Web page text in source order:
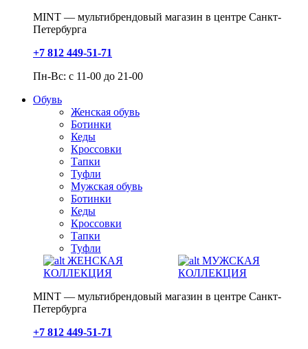
MINT — мультибрендовый магазин в центре Санкт-
Петербурга
+7 812 449-51-71
Пн-Вс: с 11-00 до 21-00
Обувь
Женская обувь
Ботинки
Кеды
Кроссовки
Тапки
Туфли
Мужская обувь
Ботинки
Кеды
Кроссовки
Тапки
Туфли
ЖЕНСКАЯ
КОЛЛЕКЦИЯ
МУЖСКАЯ
КОЛЛЕКЦИЯ
MINT — мультибрендовый магазин в центре Санкт-
Петербурга
+7 812 449-51-71